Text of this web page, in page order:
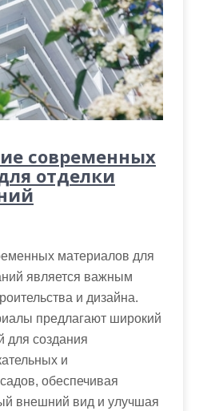
современных
отделки
материалов для
является важным
и дизайна.
предлагают широкий
для создания
и
обеспечивая
внешний вид и улучшая